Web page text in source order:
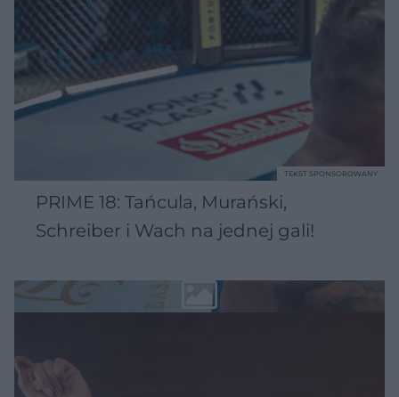
PRIME 18: Tańcula, Murański,
Schreiber i Wach na jednej gali!
TEKST SPONSOROWANY